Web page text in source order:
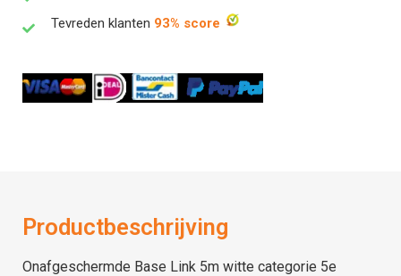
Tevreden klanten 93% score
Productbeschrijving
Onafgeschermde Base Link 5m witte categorie 5e